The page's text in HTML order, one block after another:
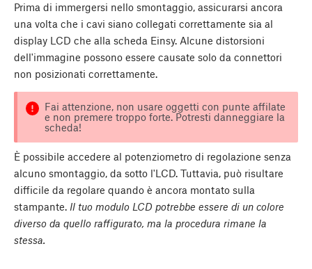
Prima di immergersi nello smontaggio, assicurarsi ancora
una volta che i cavi siano collegati correttamente sia al
display LCD che alla scheda Einsy. Alcune distorsioni
dell'immagine possono essere causate solo da connettori
non posizionati correttamente.
Fai attenzione, non usare oggetti con punte affilate
e non premere troppo forte. Potresti danneggiare la
scheda!
È possibile accedere al potenziometro di regolazione senza
alcuno smontaggio, da sotto l'LCD. Tuttavia, può risultare
difficile da regolare quando è ancora montato sulla
stampante. Il tuo modulo LCD potrebbe essere di un colore
diverso da quello raffigurato, ma la procedura rimane la
stessa.